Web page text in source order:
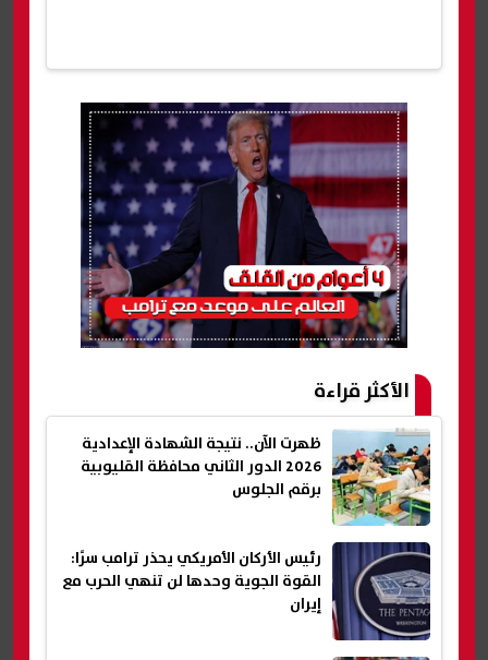
الأكثر قراءة
ظهرت الآن.. نتيجة الشهادة الإعدادية
2026 الدور الثاني محافظة القليوبية
برقم الجلوس
رئيس الأركان الأمريكي يحذر ترامب سرًا:
القوة الجوية وحدها لن تنهي الحرب مع
إيران